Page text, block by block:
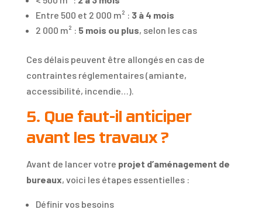
Entre 500 et 2 000 m² : 3 à 4 mois
2 000 m² : 5 mois ou plus, selon les cas
Ces délais peuvent être allongés en cas de
contraintes réglementaires (amiante,
accessibilité, incendie…).
5. Que faut-il anticiper
avant les travaux ?
Avant de lancer votre projet d’aménagement de
bureaux, voici les étapes essentielles :
Définir vos besoins